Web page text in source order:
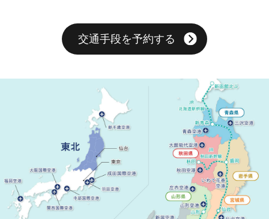
交通手段を予約する